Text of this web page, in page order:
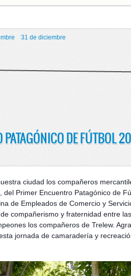
31 de diciembre
PATAGÓNICO DE FÚTBOL
ciudad los compañeros
del Primer Encuentro Patagónico de
de Empleados de Comercio y
compañerismo y fraternidad entre
los compañeros de Trelew.
jornada de camaradería y